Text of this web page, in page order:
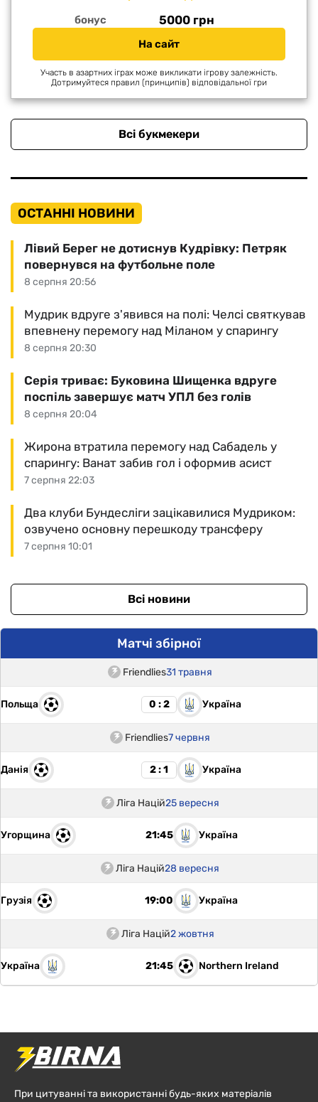
бонус 5000 грн
На сайт
Участь в азартних іграх може викликати ігрову залежність.
Дотримуйтеся правил (принципів) відповідальної гри
Всі букмекери
ОСТАННІ НОВИНИ
8 серпня 20:56
Лівий Берег не дотиснув Кудрівку: Петряк
повернувся на футбольне поле
8 серпня 20:30
Мудрик вдруге з'явився на полі: Челсі святкував
впевнену перемогу над Міланом у спарингу
8 серпня 20:04
Серія триває: Буковина Шищенка вдруге
поспіль завершує матч УПЛ без голів
7 серпня 22:03
Жирона втратила перемогу над Сабадель у
спарингу: Ванат забив гол і оформив асист
7 серпня 10:01
Два клуби Бундесліги зацікавилися Мудриком:
озвучено основну перешкоду трансферу
Всі новини
Матчі збірної
Friendlies31 травня
Польща 0 : 2 Україна
Friendlies7 червня
Данія 2 : 1 Україна
Ліга Націй25 вересня
Угорщина 21:45 Україна
Ліга Націй28 вересня
Грузія 19:00 Україна
Ліга Націй2 жовтня
Україна 21:45 Northern Ireland
При цитуванні та використанні будь-яких матеріалів